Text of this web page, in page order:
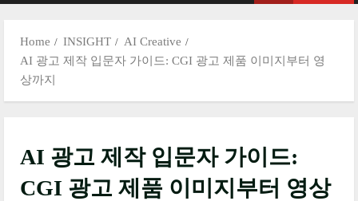
Home INSIGHT
AI Creative
AI 광고 제작 입문자 가이드: CGI 광고 제품 이미지부터 영
상까지
AI 광고 제작 입문자 가이드:
CGI 광고 제품 이미지부터 영상